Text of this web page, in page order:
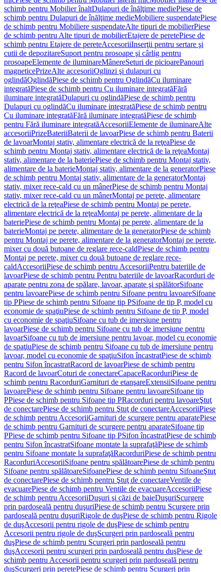
schimb pentru Mobilier înaltDulapuri de înălţime mediePiese de
schimb pentru Dulapuri de înălţime medieMobiliere suspendatePiese
de schimb pentru Mobiliere suspendateAlte tipuri de mobilierPiese
de schimb pentru Alte tipuri de mobilierEtajere de peretePiese de
schimb pentru Etajere de pereteAccesoriiInserţii pentru sertare şi
cutii de depozitareSuport pentru prosoape şi cârlig pentru
prosoapeElemente de iluminareMânereSeturi de picioarePanouri
magneticePrizeAlte accesoriiOglinzi şi dulapuri cu
oglindăOglindăPiese de schimb pentru OglindăCu iluminare
integratăPiese de schimb pentru Cu iluminare integratăFără
iluminare integratăDulapuri cu oglindăPiese de schimb pentru
Dulapuri cu oglindăCu iluminare integratăPiese de schimb pentru
Cu iluminare integratăFără iluminare integratăPiese de schimb
pentru Fără iluminare integratăAccesoriiElemente de iluminareAlte
accesoriiPrizeBateriiBaterii de lavoarPiese de schimb pentru Baterii
de lavoarMontaj stativ, alimentare electrică de la reţeaPiese de
schimb pentru Montaj stativ, alimentare electrică de la reţeaMontaj
stativ, alimentare de la bateriePiese de schimb pentru Montaj stativ,
alimentare de la baterieMontaj stativ, alimentare de la generatorPiese
de schimb pentru Montaj stativ, alimentare de la generatorMontaj
stativ, mixer rece-cald cu un mânerPiese de schimb pentru Montaj
stativ, mixer rece-cald cu un mânerMontaj pe perete, alimentare
electrică de la reţeaPiese de schimb pentru Montaj pe perete,
alimentare electrică de la reţeaMontaj pe perete, alimentare de la
bateriePiese de schimb pentru Montaj pe perete, alimentare de la
baterieMontaj pe perete, alimentare de la generatorPiese de schimb
pentru Montaj pe perete, alimentare de la generatorMontaj pe perete,
mixer cu două butoane de reglare rece-caldPiese de schimb pentru
Montaj pe perete, mixer cu două butoane de reglare rece-
caldAccesoriiPiese de schimb pentru AccesoriiPentru bateriile de
lavoarPiese de schimb pentru Pentru bateriile de lavoarRacorduri de
aparate pentru zona de spălare, lavoar, aparate şi spălătorSifoane
pentru lavoarePiese de schimb pentru Sifoane pentru lavoareSifoane
tip PPiese de schimb pentru Sifoane tip PSifoane de tip P, model cu
economie de spaţiuPiese de schimb pentru Sifoane de tip P, model
cu economie de spaţiuSifoane cu tub de imersiune pentru
lavoarPiese de schimb pentru Sifoane cu tub de imersiune pentru
lavoarSifoane cu tub de imersiune pentru lavoar, model cu economie
de spaţiuPiese de schimb pentru Sifoane cu tub de imersiune pentru
lavoar, model cu economie de spaţiuSifon încastratPiese de schimb
pentru Sifon încastratRacord de lavoarPiese de schimb pentru
Racord de lavoarCoturi de conectareCapaceRacorduriPiese de
schimb pentru RacorduriGarnituri de etanşareExtensiiSifoane pentru
lavoarePiese de schimb pentru Sifoane pentru lavoareSifoane tip
PPiese de schimb pentru Sifoane tip PRacorduri pentru lavoareŞtuţ
de conectarePiese de schimb pentru Ştuţ de conectareAccesoriiPiese
de schimb pentru AccesoriiGarnituri de scurgere pentru aparatePiese
de schimb pentru Garnituri de scurgere pentru aparateSifoane tip
PPiese de schimb pentru Sifoane tip PSifon încastratPiese de schimb
pentru Sifon încastratSifoane montate la suprafaţăPiese de schimb
pentru Sifoane montate la suprafaţăRacorduriPiese de schimb pentru
RacorduriAccesoriiSifoane pentru spălătoarePiese de schimb pentru
Sifoane pentru spălătoareSifoanePiese de schimb pentru SifoaneŞtuţ
de conectarePiese de schimb pentru Ştuţ de conectareVentile de
evacuarePiese de schimb pentru Ventile de evacuareAccesoriiPiese
de schimb pentru AccesoriiDuşuri şi căzi de baieDuşuriScurgere
prin pardoseală pentru duşuriPiese de schimb pentru Scurgere prin
pardoseală pentru duşuriRigole de duşPiese de schimb pentru Rigole
de duşAccesorii pentru rigole de duşPiese de schimb pentru
Accesorii pentru rigole de duşScurgeri prin pardoseală pentru
duşPiese de schimb pentru Scurgeri prin pardoseală pentru
duşAccesorii pentru scurgeri prin pardoseală pentru duşPiese de
schimb pentru Accesorii pentru scurgeri prin pardoseală pentru
duşScurgeri prin peretePiese de schimb pentru Scurgeri prin